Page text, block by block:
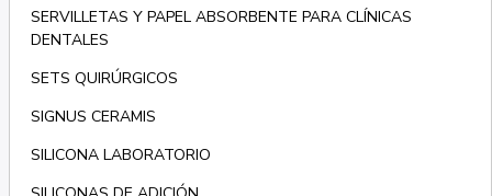
SERVILLETAS Y PAPEL ABSORBENTE PARA CLÍNICAS
DENTALES
SETS QUIRÚRGICOS
SIGNUS CERAMIS
SILICONA LABORATORIO